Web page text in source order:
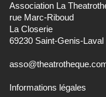
Association La
rue Marc-Riboud
La Closerie
69230 Saint-Genis-Laval
Informations légales